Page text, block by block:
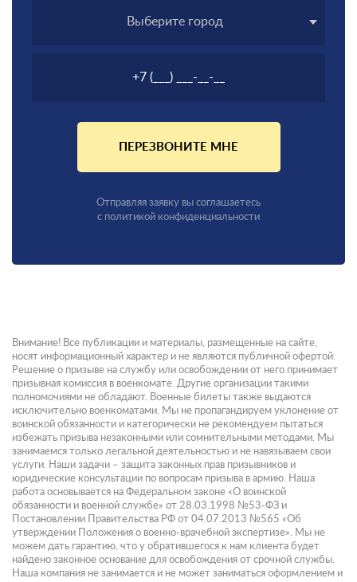
Выберите город
ПЕРЕЗВОНИТЕ МНЕ
Отправляя заявку вы соглашаетесь
с политикой конфиденциальности
Внимание! Все публикации и материалы, размещенные на сайте,
носят информационный характер и не являются публичной офертой.
Решение о призыве на службу или освобождении от него принимает
призывная комиссия в военкомате. Другие организации такими
полномочиями не обладают. Военные билеты также выдаются
исключительно военкоматами. Мы не пропагандируем уклонение от
воинской обязанности и категорически не рекомендуем пытаться
избежать призыва незаконными или сомнительными методами. Мы
занимаемся только легальной деятельностью и не навязываем свои
услуги. Наши задачи – защита законных прав призывников и
юридические консультации по вопросам призыва в армию. Наша
работа основывается на Федеральном законе «О воинской
обязанности и военной службе» от 28.03.1998 №53-ФЗ и
Постановлении Правительства РФ от 04.07.2013 №565 «Об
утверждении Положения о военно-врачебной экспертизе». Мы не
можем дать гарантию, что у обратившегося к нам клиента будет
найдено законное основание для освобождения от срочной службы.
Наша компания не занимается и не может заниматься оформлением и